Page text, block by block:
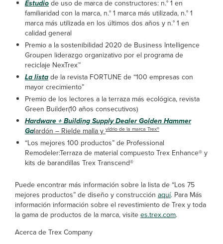
Estudiode uso de marca de constructores: n.° 1 en
familiaridad con la marca, n.° 1 marca más utilizada, n.° 1
marca más utilizada en los últimos dos años y n.° 1 en
calidad general
Premio a la sostenibilidad 2020 de Business Intelligence
Groupen liderazgo organizativo por el programa de
reciclaje NexTrex™
La listade la revista FORTUNE de “100 empresas con
mayor crecimiento”
Premio de los lectores a la terraza más ecológica, revista
Green Builder(10 años consecutivos)
Hardware + Building Supply Dealer Golden Hammer
Galardón – Rielde malla y vidrio de la marca Trex®
“Los mejores 100 productos” de Professional
Remodeler:Terraza de material compuesto Trex Enhance® y
kits de barandillas Trex Transcend®
Puede encontrar más información sobre la lista de “Los 75
mejores productos” de diseño y construcción aquí. Para Más
información información sobre el revestimiento de Trex y toda
la gama de productos de la marca, visitees.trex.com.
Acerca de Trex Company